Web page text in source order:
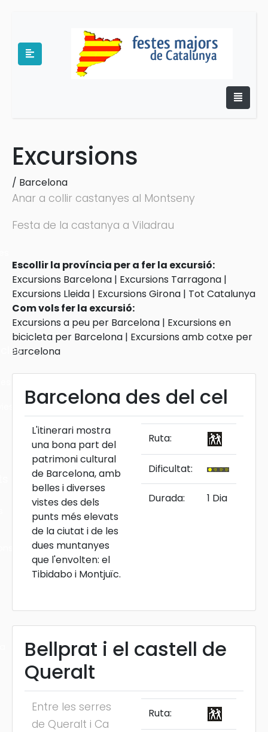
Excursions
/ Barcelona
Anar a collir castanyes al Montseny
Festa de la castanya a Viladrau
Escollir la província per a fer la excursió:
Excursions Barcelona | Excursions Tarragona |
Excursions Lleida | Excursions Girona | Tot Catalunya
Com vols fer la excursió:
Excursions a peu per Barcelona | Excursions en
bicicleta per Barcelona | Excursions amb cotxe per
Barcelona
Barcelona des del cel
L'itinerari mostra
una bona part del
patrimoni cultural
de Barcelona, amb
belles i diverses
vistes des dels
punts més elevats
de la ciutat i de les
dues muntanyes
que l'envolten: el
Tibidabo i Montjuïc.
Ruta:
Dificultat:
Durada: 1 Dia
Bellprat i el castell de
Queralt
Entre les serres
de Queralt i Ca
Ruta: